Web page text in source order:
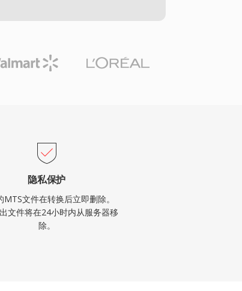
隐私保护
MTS文件在转换后立即删除。
文件将在24小时内从服务器移
除。